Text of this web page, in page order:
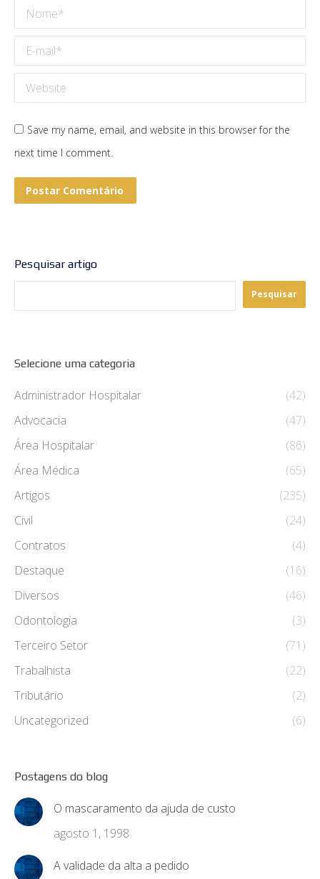
Nome *
E-mail *
Website
Save my name, email, and website in this browser for the
next time I comment.
Postar Comentário
Pesquisar artigo
Pesquisar
Selecione uma categoria
Administrador Hospitalar
(42)
Advocacia
(47)
Área Hospitalar
(86)
Área Médica
(65)
Artigos
(235)
Civil
(24)
Contratos
(4)
Destaque
(16)
Diversos
(46)
Odontologia
(3)
Terceiro Setor
(71)
Trabalhista
(22)
Tributário
(2)
Uncategorized
(6)
Postagens do blog
O mascaramento da ajuda de custo
agosto 1, 1998
A validade da alta a pedido